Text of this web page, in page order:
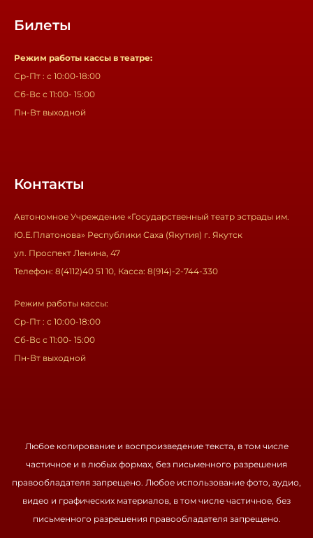
Билеты
Режим работы кассы в театре:
Ср-Пт : с 10:00-18:00
Сб-Вс с 11:00- 15:00
Пн-Вт выходной
Контакты
Автономное Учреждение «Государственный театр эстрады им.
Ю.Е.Платонова» Республики Саха (Якутия) г. Якутск
ул. Проспект Ленина, 47
Телефон: 8(4112)40 51 10, Касса: 8(914)-2-744-330
Режим работы кассы:
Ср-Пт : с 10:00-18:00
Сб-Вс с 11:00- 15:00
Пн-Вт выходной
Любое копирование и воспроизведение текста, в том числе
частичное и в любых формах, без письменного разрешения
правообладателя запрещено. Любое использование фото, аудио,
видео и графических материалов, в том числе частичное, без
письменного разрешения правообладателя запрещено.